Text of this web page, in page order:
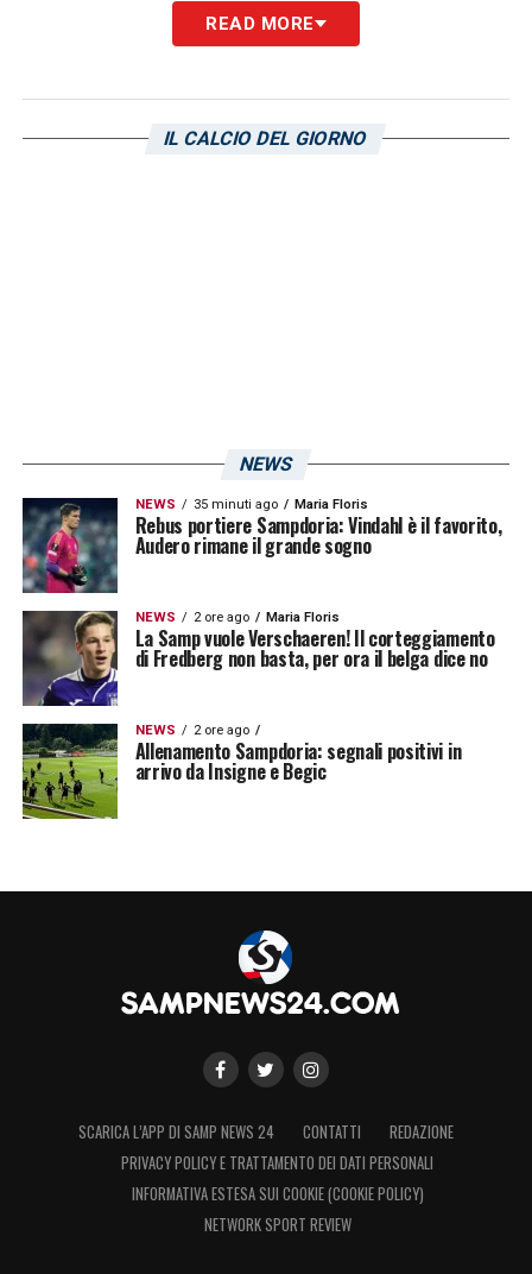
per le sfide di qualificazione al
parte alla sfida di oggi contro ilSierra Leone
READ MORE
IL CALCIO DEL GIORNO
NEWS
NEWS 35 minuti ago Maria Floris
Rebus portiere Sampdoria: Vindahl è il favorito,
Audero rimane il grande sogno
NEWS 2 ore ago Maria Floris
La Samp vuole Verschaeren! Il corteggiamento
di Fredberg non basta, per ora il belga dice no
NEWS 2 ore ago
Allenamento Sampdoria: segnali positivi in
arrivo da Insigne e Begic
SCARICA L’APP DI SAMP NEWS 24 CONTATTI
REDAZIONE
PRIVACY POLICY E TRATTAMENTO DEI DATI PERSONALI
INFORMATIVA ESTESA SUI COOKIE (COOKIE POLICY)
NETWORK SPORT REVIEW